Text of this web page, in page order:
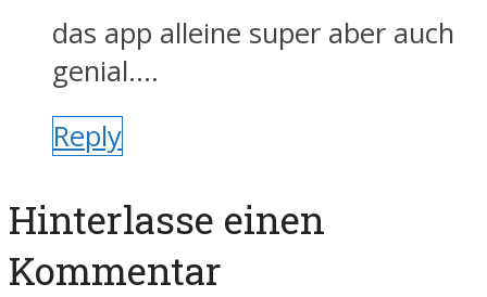
das app alleine super aber auch
genial….
Reply
Hinterlasse einen
Kommentar